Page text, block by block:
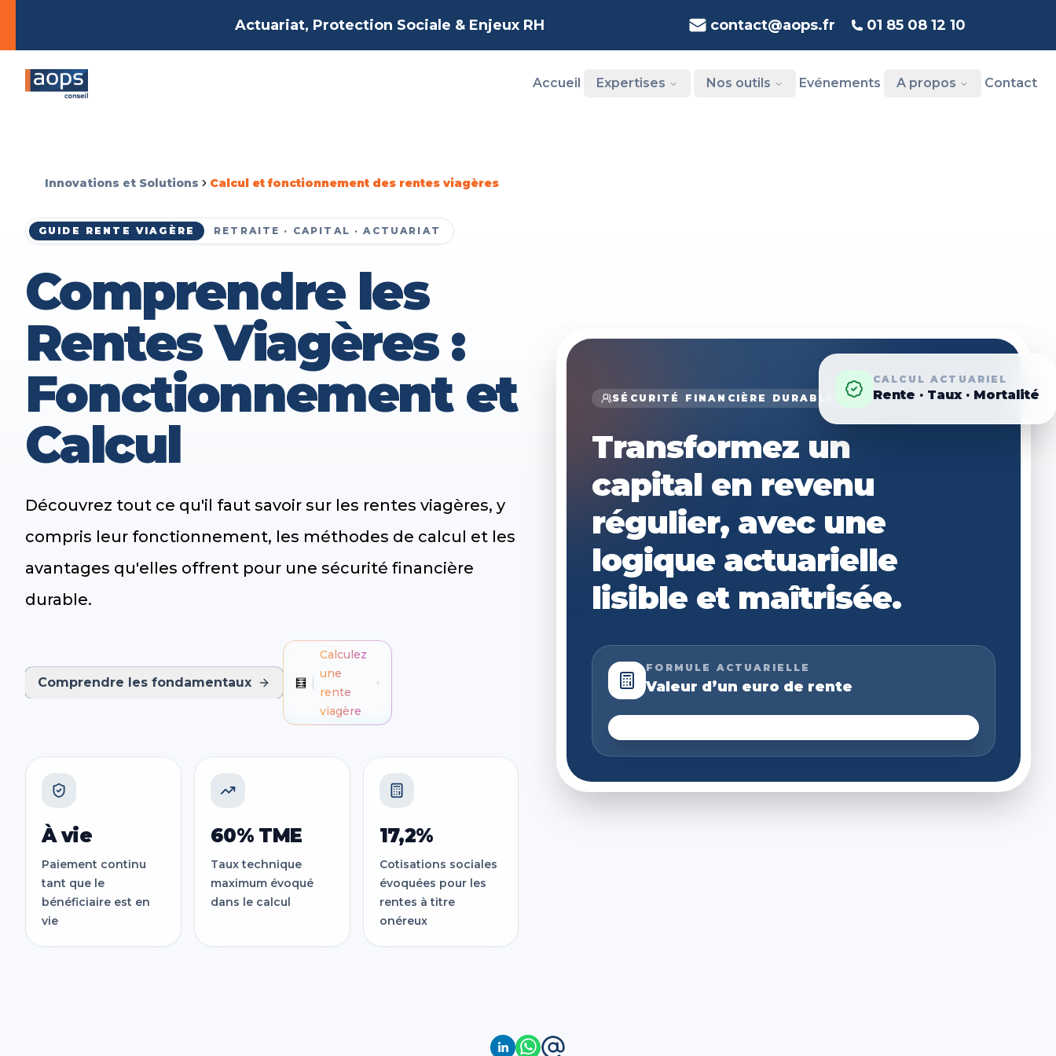
Actuariat, Protection Sociale & Enjeux RH contact@aops.fr 01 85 08 12 10
Accueil Expertises Nos outils Evénements A propos Contact
Innovations et Solutions Calcul et fonctionnement des rentes viagères
GUIDE RENTE VIAGÈRE RETRAITE · CAPITAL · ACTUARIAT
Comprendre les
Rentes Viagères :
Fonctionnement et
Calcul
Découvrez tout ce qu'il faut savoir sur les rentes viagères, y
compris leur fonctionnement, les méthodes de calcul et les
avantages qu'elles offrent pour une sécurité financière
durable.
Comprendre les fondamentaux 🧮
Calculez
une
rente
viagère
À vie
Paiement continu
tant que le
bénéficiaire est en
vie
60% TME
Taux technique
maximum évoqué
dans le calcul
17,2%
Cotisations sociales
évoquées pour les
rentes à titre
onéreux
CALCUL ACTUARIEL
Rente · Taux · Mortalité
SÉCURITÉ FINANCIÈRE DURABLE
Transformez un
capital en revenu
régulier, avec une
logique actuarielle
lisible et maîtrisée.
FORMULE ACTUARIELLE
Valeur d’un euro de rente